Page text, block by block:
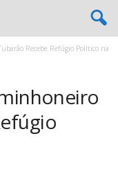
Recebe Refúgio Político na